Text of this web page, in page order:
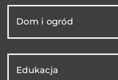
Dom i ogród
Edukacja